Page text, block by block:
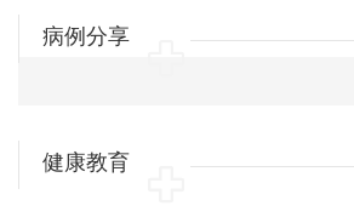
病例分享
健康教育